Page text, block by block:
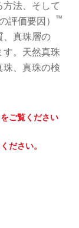
法、そして
評価要因）
™
、真珠層の
す。天然真珠
珠、真珠の検
ご覧ください
ださい。